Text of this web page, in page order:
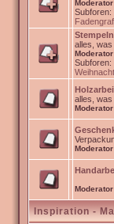
Moderator
Subforen:
Stempeln
alles,
Moderator
Subforen:
alles,
Moderator
Moderator
Moderator
Inspiration -